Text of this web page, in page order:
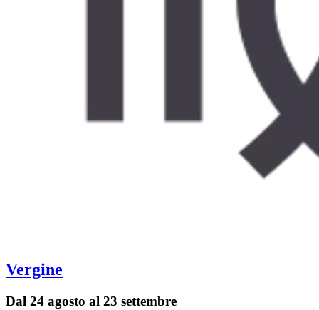
Vergine
Dal 24 agosto al 23 settembre